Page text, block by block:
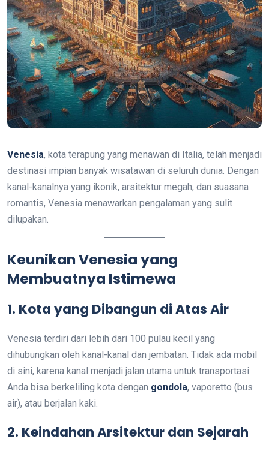
Venesia, kota terapung yang menawan di Italia, telah menjadi
destinasi impian banyak wisatawan di seluruh dunia. Dengan
kanal-kanalnya yang ikonik, arsitektur megah, dan suasana
romantis, Venesia menawarkan pengalaman yang sulit
dilupakan.
Keunikan Venesia yang
Membuatnya Istimewa
1. Kota yang Dibangun di Atas Air
Venesia terdiri dari lebih dari 100 pulau kecil yang
dihubungkan oleh kanal-kanal dan jembatan. Tidak ada mobil
di sini, karena kanal menjadi jalan utama untuk transportasi.
Anda bisa berkeliling kota dengan gondola, vaporetto (bus
air), atau berjalan kaki.
2. Keindahan Arsitektur dan Sejarah